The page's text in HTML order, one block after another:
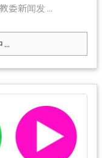
委新闻发 ...
...